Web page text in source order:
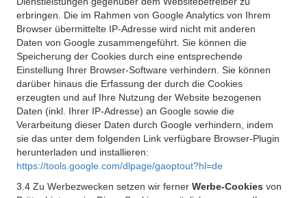
erbringen. Die im Rahmen von Google Analytics von Ihrem
Browser übermittelte IP-Adresse wird nicht mit anderen
Daten von Google zusammengeführt. Sie können die
Speicherung der Cookies durch eine entsprechende
Einstellung Ihrer Browser-Software verhindern. Sie können
darüber hinaus die Erfassung der durch die Cookies
erzeugten und auf Ihre Nutzung der Website bezogenen
Daten (inkl. Ihrer IP-Adresse) an Google sowie die
Verarbeitung dieser Daten durch Google verhindern, indem
sie das unter dem folgenden Link verfügbare Browser-Plugin
herunterladen und installieren:
https://tools.google.com/dlpage/gaoptout?hl=de
3.4 Zu Werbezwecken setzen wir ferner Werbe-Cookies von